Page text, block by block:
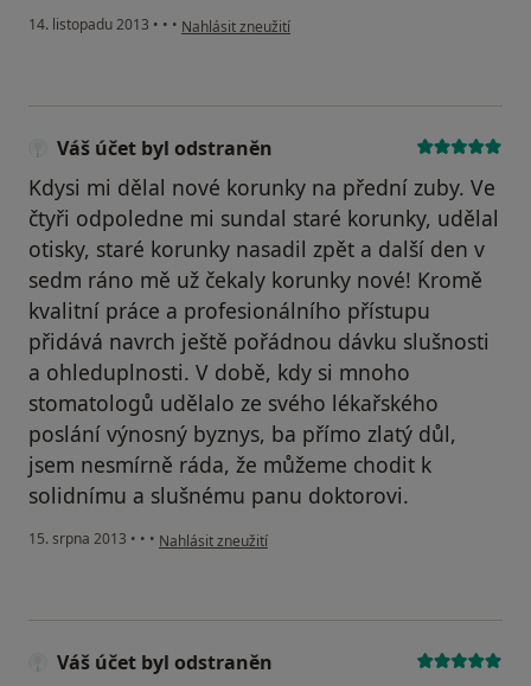
14. listopadu 2013 • • • podle názoru uživatele Váš účet byl odstraněn
Nahlásit zneužití
Váš účet byl odstraněn
Kdysi mi dělal nové korunky na přední zuby. Ve
čtyři odpoledne mi sundal staré korunky, udělal
otisky, staré korunky nasadil zpět a další den v
sedm ráno mě už čekaly korunky nové! Kromě
kvalitní práce a profesionálního přístupu
přidává navrch ještě pořádnou dávku slušnosti
a ohleduplnosti. V době, kdy si mnoho
stomatologů udělalo ze svého lékařského
poslání výnosný byznys, ba přímo zlatý důl,
jsem nesmírně ráda, že můžeme chodit k
solidnímu a slušnému panu doktorovi.
15. srpna 2013 • • • podle názoru uživatele Váš účet byl odstraněn
Nahlásit zneužití
Váš účet byl odstraněn